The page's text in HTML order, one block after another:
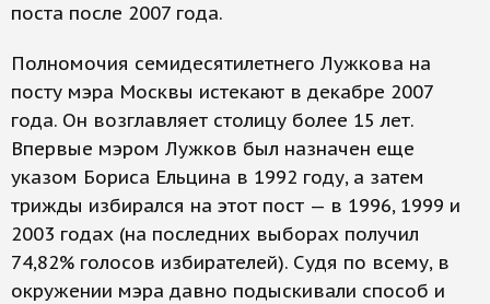
поста после 2007 года.
Полномочия семидесятилетнего Лужкова на
посту мэра Москвы истекают в декабре 2007
года. Он возглавляет столицу более 15 лет.
Впервые мэром Лужков был назначен еще
указом Бориса Ельцина в 1992 году, а затем
трижды избирался на этот пост — в 1996, 1999 и
2003 годах (на последних выборах получил
74,82% голосов избирателей). Судя по всему, в
окружении мэра давно подыскивали способ и